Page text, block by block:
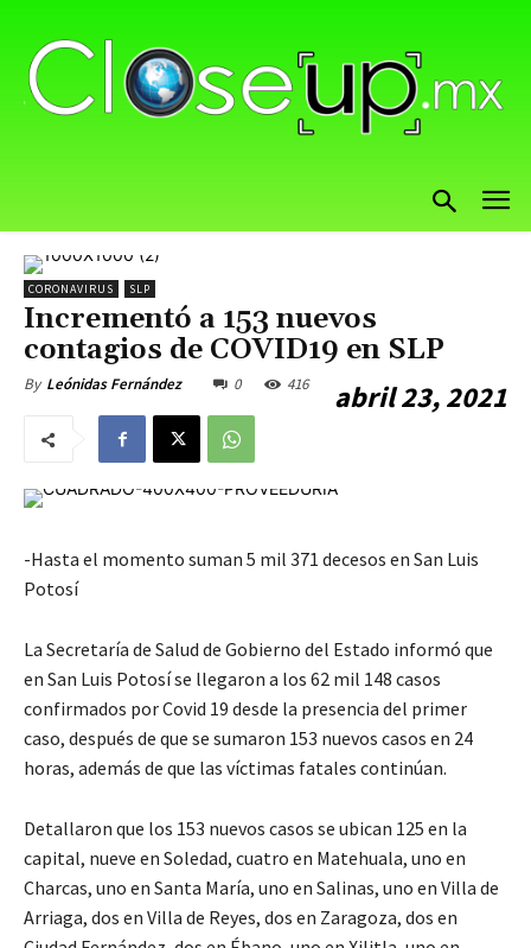
CORONAVIRUS SLP
Incrementó a 153 nuevos
contagios de COVID19 en SLP
By Leónidas Fernández abril 23, 2021
0 416
-Hasta el momento suman 5 mil 371 decesos en San Luis
Potosí
La Secretaría de Salud de Gobierno del Estado informó que
en San Luis Potosí se llegaron a los 62 mil 148 casos
confirmados por Covid 19 desde la presencia del primer
caso, después de que se sumaron 153 nuevos casos en 24
horas, además de que las víctimas fatales continúan.
Detallaron que los 153 nuevos casos se ubican 125 en la
capital, nueve en Soledad, cuatro en Matehuala, uno en
Charcas, uno en Santa María, uno en Salinas, uno en Villa de
Arriaga, dos en Villa de Reyes, dos en Zaragoza, dos en